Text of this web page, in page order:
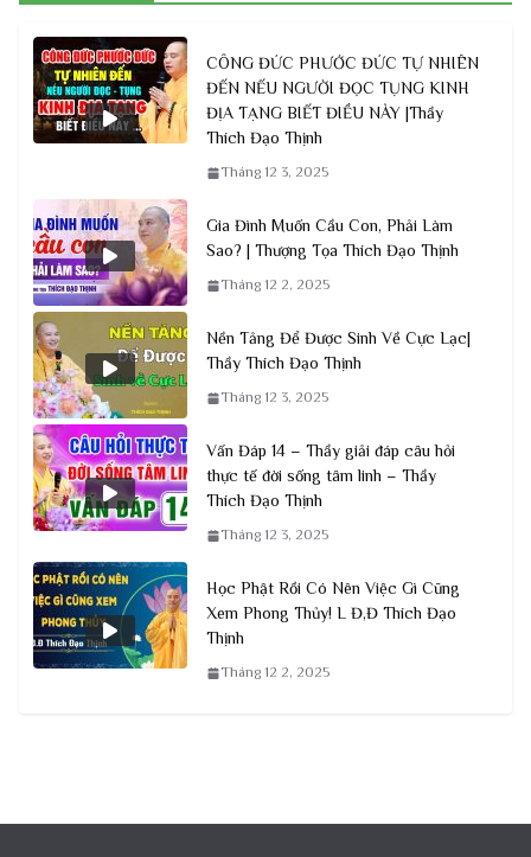
CÔNG ĐỨC PHƯỚC ĐỨC TỰ NHIÊN
ĐẾN NẾU NGƯỜI ĐỌC TỤNG KINH
ĐỊA TẠNG BIẾT ĐIỀU NÀY |Thầy
Thích Đạo Thịnh
Tháng 12 3, 2025
Gia Đình Muốn Cầu Con, Phải Làm
Sao? | Thượng Tọa Thích Đạo Thịnh
Tháng 12 2, 2025
Nền Tảng Để Được Sinh Về Cực Lạc|
Thầy Thích Đạo Thịnh
Tháng 12 3, 2025
Vấn Đáp 14 – Thầy giải đáp câu hỏi
thực tế đời sống tâm linh – Thầy
Thích Đạo Thịnh
Tháng 12 3, 2025
Học Phật Rồi Có Nên Việc Gì Cũng
Xem Phong Thủy! L Đ,Đ Thích Đạo
Thịnh
Tháng 12 2, 2025